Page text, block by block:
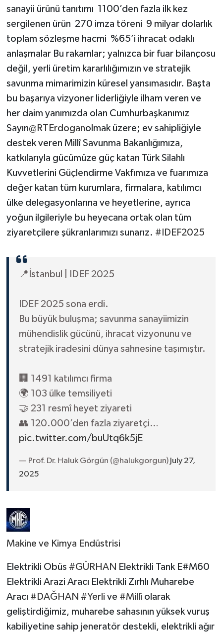
sanayii ürünü tanıtımı 1100’den fazla ilk kez
sergilenen ürün 270 imza töreni 9 milyar dolarlık
toplam sözleşme hacmi %65’i ihracat odaklı
anlaşmalar Bu rakamlar; yalnızca bir fuar bilançosu
değil, yerli üretim kararlılığımızın ve stratejik
savunma mimarimizin küresel yansımasıdır. Başta
bu başarıya vizyoner liderliğiyle ilham veren ve
her daim yanımızda olan Cumhurbaşkanımız
Sayın@RTErdoganolmak üzere; ev sahipliğiyle
destek veren Millî Savunma Bakanlığımıza,
katkılarıyla gücümüze güç katan Türk Silahlı
Kuvvetlerini Güçlendirme Vakfımıza ve fuarımıza
değer katan tüm kurumlara, firmalara, katılımcı
ülke delegasyonlarına ve heyetlerine, ayrıca
yoğun ilgileriyle bu heyecana ortak olan tüm
ziyaretçilere şükranlarımızı sunarız. #IDEF2025
📍İstanbul | IDEF 2025
IDEF 2025 sona erdi.
Bu büyük buluşma; savunma sanayiimizin
mühendislik gücünü, ihracat vizyonunu ve
stratejik iradesini dünya sahnesine taşımıştır.
🏢 1491 katılımcı firma
🌍 103 ülke temsiliyeti
🤝 231 resmî heyet ziyareti
👥 120.000’den fazla ziyaretçi…
pic.twitter.com/buUtq6k5jE
— Prof. Dr. Haluk Görgün (@halukgorgun) July 27,
2025
Makine ve Kimya Endüstrisi
Elektrikli Obüs #GÜRHAN Elektrikli Tank E#M60
Elektrikli Arazi Aracı Elektrikli Zırhlı Muharebe
Aracı #DAĞHAN #Yerli ve #Millîolarak
geliştirdiğimiz, muharebe sahasının yüksek vuruş
kabiliyetine sahip jeneratör destekli, elektrikli ağır